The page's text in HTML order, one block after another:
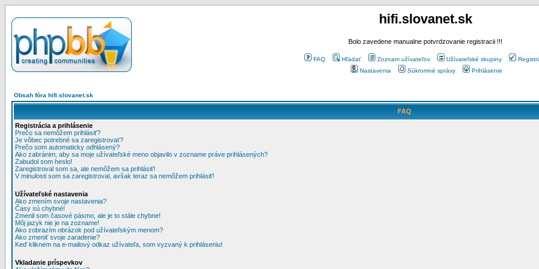
hifi.slovanet.sk
Bolo zavedene manualne potvrdzovanie registracii !!!
FAQ Hľadať Zoznam užívateľov Užívateľské skupiny
Nastavenia
Súkromné správy Prihlásenie
Obsah fóra hifi.slovanet.sk
FAQ
Registrácia a prihlásenie
Prečo sa nemôžem prihlásiť?
Je vôbec potrebné sa zaregistrovať?
Prečo som automaticky odhlásený?
Ako zabránim, aby sa moje užívateľské meno objavilo v zozname práve prihlásených?
Zabudol som heslo!
Zaregistroval som sa, ale nemôžem sa prihlásiť!
V minulosti som sa zaregistroval, avšak teraz sa nemôžem prihlásiť!
Užívateľské nastavenia
Ako zmením svoje nastavenia?
Časy sú chybné!
Zmenil som časové pásmo, ale je to stále chybne!
Môj jazyk nie je na zozname!
Ako zobrazím obrázok pod užívateľským menom?
Ako zmeniť svoje zaradenie?
Keď kliknem na e-mailový odkaz užívateľa, som vyzvaný k prihláseniu!
Vkladanie príspevkov